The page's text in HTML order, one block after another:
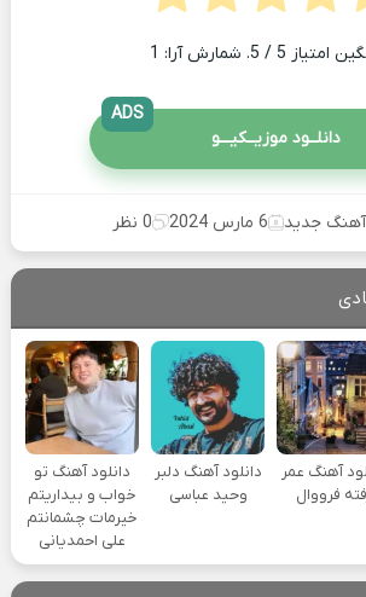
امتیاز 5 / 5. شمارش آرا: 1
دانلــود موزیــکیـــو
ADS
آهنگ جدید 6 مارس 2024 0 نظر
آهنگ عمر
فرووال
دانلود آهنگ دلبر
وحید عباسی
دانلود آهنگ تو
خواب و بیداریتم
خیرمات چشمانتم
علی احمدیانی